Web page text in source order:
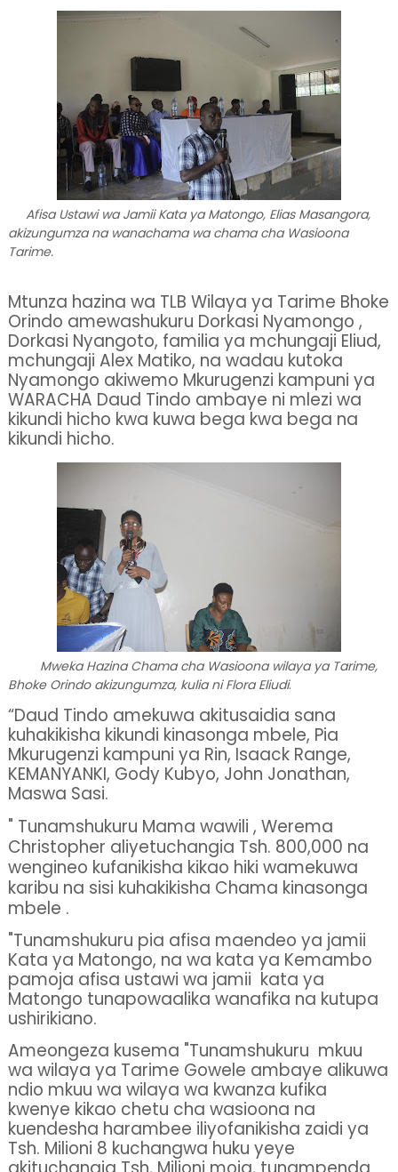
Afisa Ustawi wa Jamii Kata ya Matongo, Elias Masangora,
akizungumza na wanachama wa chama cha Wasioona
Tarime.
Mtunza hazina wa TLB Wilaya ya Tarime Bhoke
Orindo amewashukuru Dorkasi Nyamongo ,
Dorkasi Nyangoto, familia ya mchungaji Eliud,
mchungaji Alex Matiko, na wadau kutoka
Nyamongo akiwemo Mkurugenzi kampuni ya
WARACHA Daud Tindo ambaye ni mlezi wa
kikundi hicho kwa kuwa bega kwa bega na
kikundi hicho.
Mweka Hazina Chama cha Wasioona wilaya ya Tarime,
Bhoke Orindo akizungumza, kulia ni Flora Eliudi.
“Daud Tindo amekuwa akitusaidia sana
kuhakikisha kikundi kinasonga mbele, Pia
Mkurugenzi kampuni ya Rin, Isaack Range,
KEMANYANKI, Gody Kubyo, John Jonathan,
Maswa Sasi.
" Tunamshukuru Mama wawili , Werema
Christopher aliyetuchangia Tsh. 800,000 na
wengineo kufanikisha kikao hiki wamekuwa
karibu na sisi kuhakikisha Chama kinasonga
mbele .
"Tunamshukuru pia afisa maendeo ya jamii
Kata ya Matongo, na wa kata ya Kemambo
pamoja afisa ustawi wa jamii kata ya
Matongo tunapowaalika wanafika na kutupa
ushirikiano.
Ameongeza kusema "Tunamshukuru mkuu
wa wilaya ya Tarime Gowele ambaye alikuwa
ndio mkuu wa wilaya wa kwanza kufika
kwenye kikao chetu cha wasioona na
kuendesha harambee iliyofanikisha zaidi ya
Tsh. Milioni 8 kuchangwa huku yeye